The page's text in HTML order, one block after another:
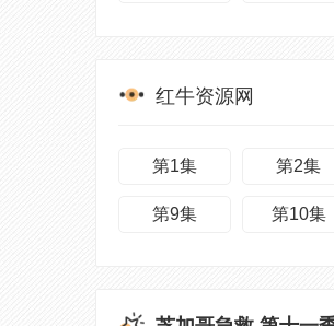
红牛资源网
第1集 第2集
第9集 第10集